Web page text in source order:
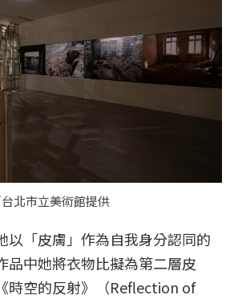
北市立美術館提供
以「皮膚」作為自我身分認同的
品中她將衣物比擬為第二層皮
時空的反射》（Reflection of